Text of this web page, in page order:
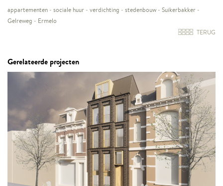
appartementen - sociale huur - verdichting - stedenbouw - Suikerbakker -
Gelreweg - Ermelo
TERUG
Gerelateerde projecten